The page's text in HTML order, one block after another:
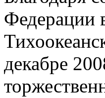
Федерации
декабре